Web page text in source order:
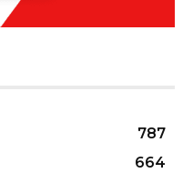
787
664